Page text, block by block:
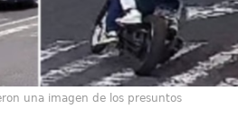
una imagen de los presuntos